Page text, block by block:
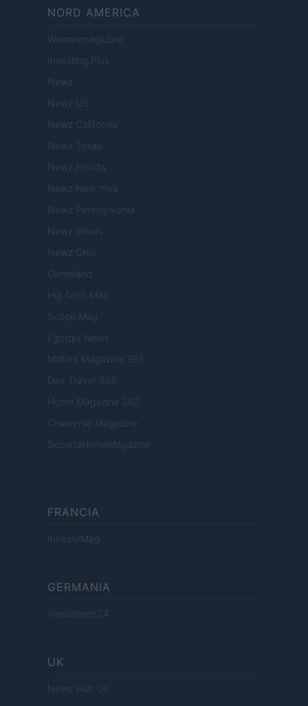
NORD AMERICA
Womanmagazine
Investing Plus
Newz
Newz US
Newz California
Newz Texas
Newz Florida
Newz New York
Newz Pennsylvania
Newz Illinois
Newz Ohio
Gameland
Hig Tech Mag
Scoop Mag
Lgbtqia News
Motors Magazine 365
Day Travel 365
Home Magazine 365
Cineverse Magazine
SecondHomeMagazine
FRANCIA
InvestirMag
GERMANIA
Investieren24
UK
News Hub UK